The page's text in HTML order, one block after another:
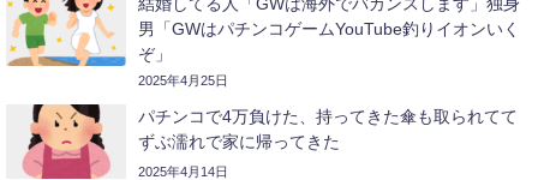
結婚してる人「GWは海外でバカンスします」独身
男「GWはパチンコゲームYouTube釣りイオンいく
ぞ」
2025年4月25日
パチンコで4万負けた、持ってきた傘も取られてて
ずぶ濡れで家に帰ってきた
2025年4月14日